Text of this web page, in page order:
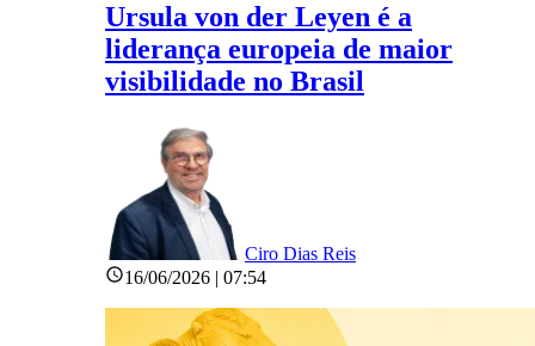
Ursula von der Leyen é a
liderança europeia de maior
visibilidade no Brasil
Ciro Dias Reis
16/06/2026 | 07:54